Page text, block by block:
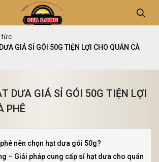
tức
GIÁ SỈ GÓI 50G TIỆN LỢI CHO QUÁN CÀ
DƯA GIÁ SỈ GÓI 50G TIỆN LỢI
PHÊ
nên chọn hạt dưa gói 50g?
– Giải pháp cung cấp sỉ hạt dưa cho quán